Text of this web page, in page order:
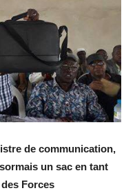
de communication,
un sac en tant
Forces